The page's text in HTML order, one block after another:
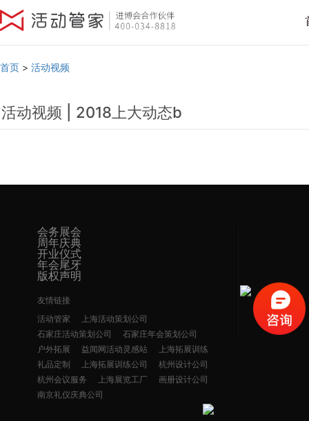
首页 > 活动视频
活动视频 | 2018上大动态b
会务展会
周年庆典
开业仪式
年会尾牙
版权声明
友情链接
活动管家
上海活动策划公司
石家庄活动策划公司
石家庄年会策划公司
户外拓展
益闻网活动灵感站
上海拓展训练
礼品定制
上海拓展训练公司
杭州设计公司
杭州会议服务
上海展览工厂
画册设计公司
南京礼仪庆典公司